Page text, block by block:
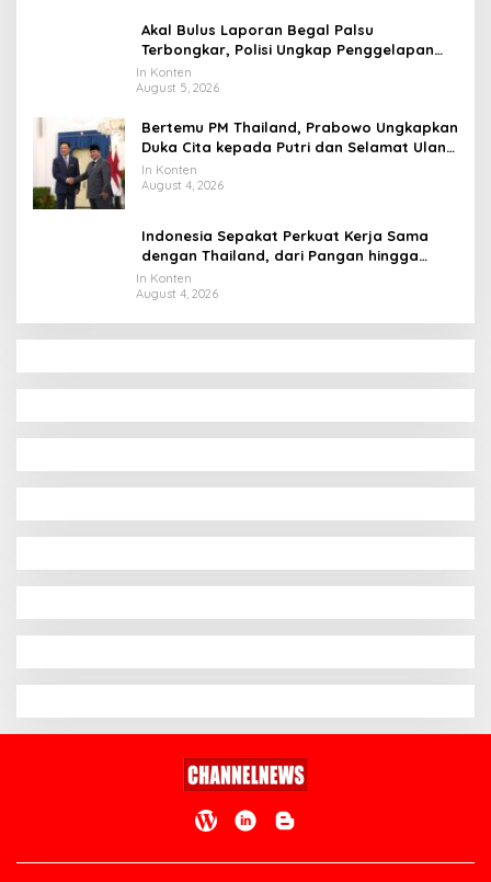
Akal Bulus Laporan Begal Palsu
Terbongkar, Polisi Ungkap Penggelapan
Uang Perusahaan untuk Crypto
In Konten
August 5, 2026
Bertemu PM Thailand, Prabowo Ungkapkan
Duka Cita kepada Putri dan Selamat Ulang
Tahun ke Raja Thailand
In Konten
August 4, 2026
Indonesia Sepakat Perkuat Kerja Sama
dengan Thailand, dari Pangan hingga
Ekonomi Digital
In Konten
August 4, 2026